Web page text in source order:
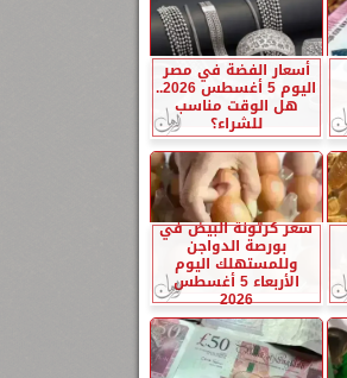
أسعار الفضة في مصر
اليوم 5 أغسطس 2026..
هل الوقت مناسب
للشراء؟
سعر كرتونة البيض في
بورصة الدواجن
وللمستهلك اليوم
الأربعاء 5 أغسطس
2026